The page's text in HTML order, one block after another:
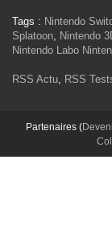
Tags : Nintendo
Splatoon, Nintendo
Nintendo Labo
RSS Actu, RSS
Partenaires (